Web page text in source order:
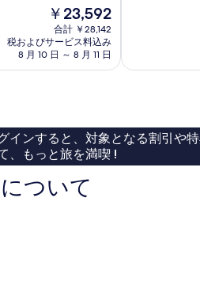
現
在
の
料
金
￥23,592
合計 ￥28,142
税およびサービス料込み
8 月 10 日 ～ 8 月 11 日
ェ
歴
素
い、
口
インすると、対象となる割引や
、もっと旅を満喫 !
ついて